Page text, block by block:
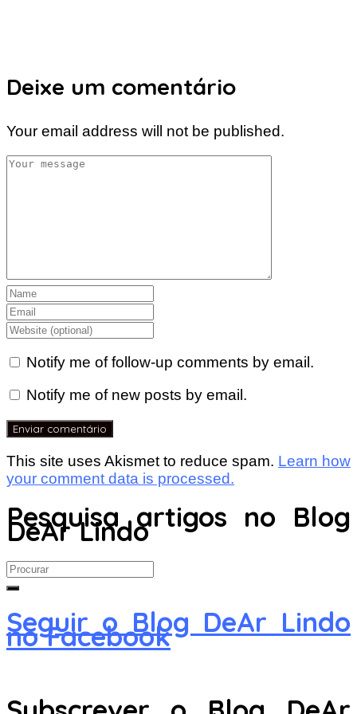
Deixe um comentário
Your email address will not be published.
Notify me of follow-up comments by email.
Notify me of new posts by email.
This site uses Akismet to reduce spam. Learn how
your comment data is processed.
Pesquisa artigos no Blog
DeAr Lindo
Search
for:
Seguir o Blog DeAr Lindo
no Facebook